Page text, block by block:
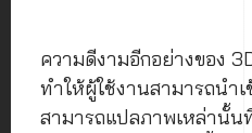
ความดีงามอีกอย่างของ
ทำให้ผู้ใช้งานสามารถนำ
สามารถแปลภาพเหล่านั้น